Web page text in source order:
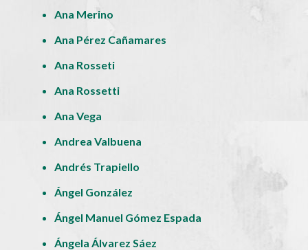
Ana Merino
Ana Pérez Cañamares
Ana Rosseti
Ana Rossetti
Ana Vega
Andrea Valbuena
Andrés Trapiello
Ángel González
Ángel Manuel Gómez Espada
Ángela Álvarez Sáez